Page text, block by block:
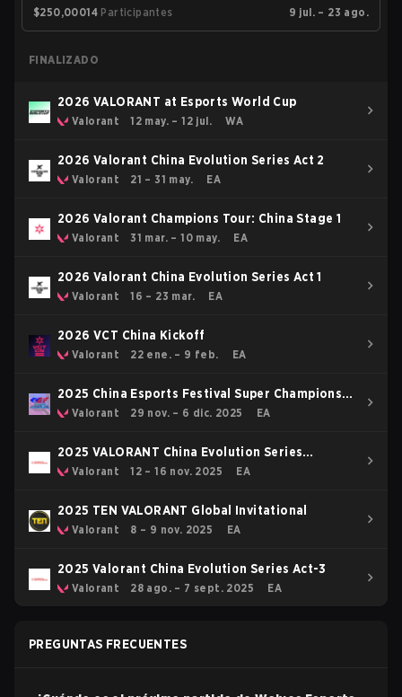
$250,00014 Participantes 9 jul. – 23 ago.
FINALIZADO
2026 VALORANT at Esports World Cup
Valorant 12 may. – 12 jul. WA
2026 Valorant China Evolution Series Act 2
Valorant 21 – 31 may. EA
2026 Valorant Champions Tour: China Stage 1
Valorant 31 mar. – 10 may. EA
2026 Valorant China Evolution Series Act 1
Valorant 16 – 23 mar. EA
2026 VCT China Kickoff
Valorant 22 ene. – 9 feb. EA
2025 China Esports Festival Super Champions
CupValorant 29 nov. – 6 dic. 2025 EA
2025 VALORANT China Evolution Series
Epilogue
Valorant 12 – 16 nov. 2025 EA
2025 TEN VALORANT Global Invitational
Valorant 8 – 9 nov. 2025 EA
2025 Valorant China Evolution Series Act-3
Valorant 28 ago. – 7 sept. 2025 EA
PREGUNTAS FRECUENTES